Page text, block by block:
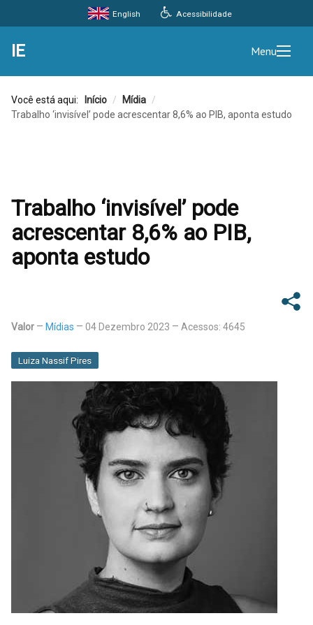
Acessibilidade
English
IE Menu
Você está aqui: Início / Mídia /
Trabalho ‘invisível’ pode acrescentar 8,6% ao PIB, aponta estudo
Trabalho ‘invisível’ pode
acrescentar 8,6% ao PIB,
aponta estudo
Valor Mídias 04 Dezembro 2023 Acessos: 4645
Luiza Nassif Pires